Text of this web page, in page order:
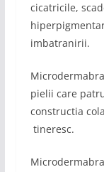
cicatricile,
imbatranirii.
pielii care
constructia
tineresc.